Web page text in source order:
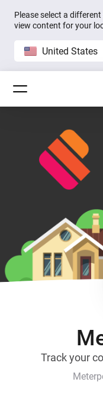
Please select a
view content for your
United States
Track your